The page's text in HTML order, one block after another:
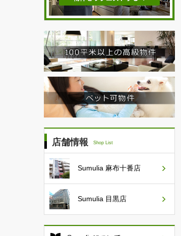
店舗情報 Shop List
Sumulia 麻布十番店
Sumulia 目黒店